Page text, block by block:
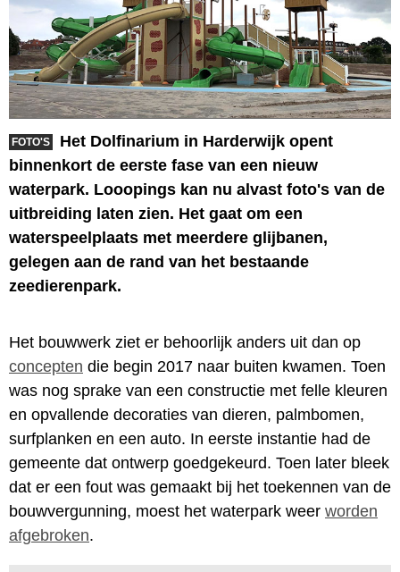
FOTO'S
Het Dolfinarium in Harderwijk opent
binnenkort de eerste fase van een nieuw
waterpark. Looopings kan nu alvast foto's van de
uitbreiding laten zien. Het gaat om een
waterspeelplaats met meerdere glijbanen,
gelegen aan de rand van het bestaande
zeedierenpark.
Het bouwwerk ziet er behoorlijk anders uit dan op
concepten die begin 2017 naar buiten kwamen. Toen
was nog sprake van een constructie met felle kleuren
en opvallende decoraties van dieren, palmbomen,
surfplanken en een auto. In eerste instantie had de
gemeente dat ontwerp goedgekeurd. Toen later bleek
dat er een fout was gemaakt bij het toekennen van de
bouwvergunning, moest het waterpark weer worden
afgebroken.